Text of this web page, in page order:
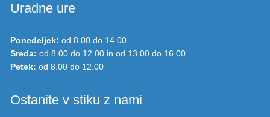
Uradne ure
Ponedeljek: od 8.00 do 14.00
Sreda: od 8.00 do 12.00 in od 13.00 do 16.00
Petek: od 8.00 do 12.00
Ostanite v stiku z nami